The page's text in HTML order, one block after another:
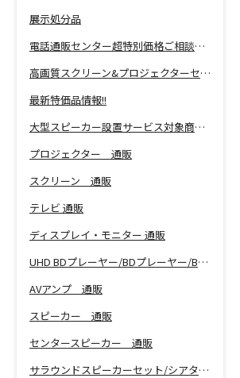
展示処分品
電話通販センター超特別価格ご相談コーナー！
高画質スクリーン&プロジェクターセット超特価！
最新特価品情報!!
大型スピーカー設置サービス対象商品！
プロジェクター 通販
スクリーン 通販
テレビ 通販
ディスプレイ・モニター 通販
UHD BDプレーヤー/BDプレーヤー/BDレコーダー 通販
AVアンプ 通販
スピーカー 通販
センタースピーカー 通販
サラウンドスピーカーセット/シアターバー 通販